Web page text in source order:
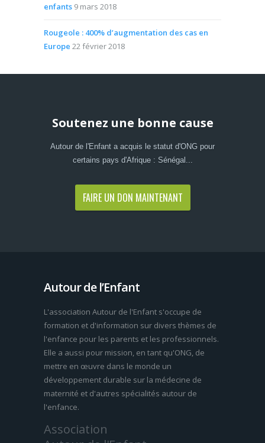
enfants 9 mars 2018
Rougeole : 400% d’augmentation des cas en
Europe 22 février 2018
Soutenez une bonne cause
Autour de l'Enfant a acquis le statut d'ONG pour
certains pays d'Afrique : Sénégal...
FAIRE UN DON MAINTENANT
Autour de l’Enfant
L'association Autour de l'Enfant s'occupe de
formation et d'information sur divers thèmes de
l'enfance pour les parents et les professionnels.
Elle a aussi pour mission, en tant qu'ONG, de
mettre en œuvre dans le monde un
développement durable sur la médecine de
maternité et d'autres spécialités autour de
l'enfance.
Association